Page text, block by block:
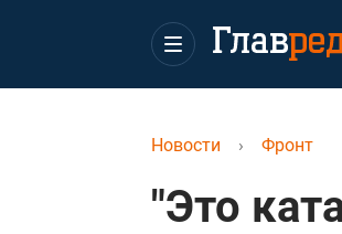
Новости › Фронт
"Это